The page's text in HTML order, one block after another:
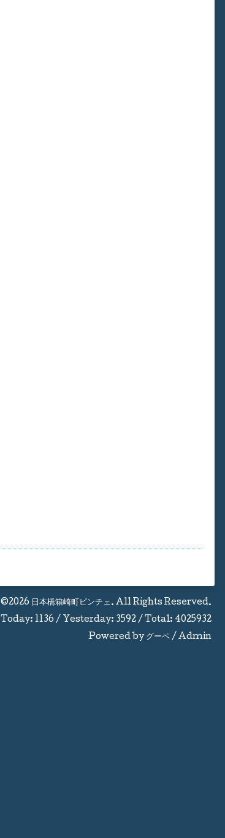
©2026 日本橋箱崎町ビンチェ . All Rights Reserved.
Today: 1136 / Yesterday: 3592 / Total: 4025932
Powered by グーペ / Admin